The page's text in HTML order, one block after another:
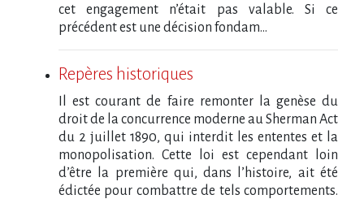
cet engagement n’était pas valable. Si ce
précédent est une décision fondam...
Repères historiques
Il est courant de faire remonter la genèse du
droit de la concurrence moderne au Sherman Act
du 2 juillet 1890, qui interdit les ententes et la
monopolisation. Cette loi est cependant loin
d’être la première qui, dans l’histoire, ait été
édictée pour combattre de tels comportements.